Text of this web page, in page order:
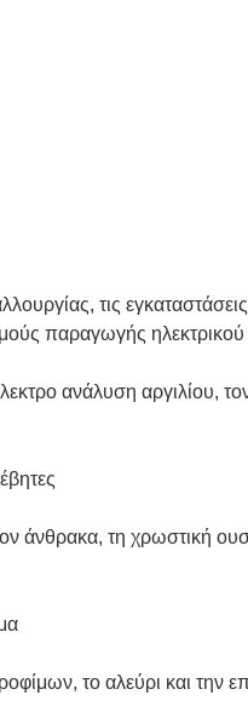
τις
παραγωγής
ανάλυση αργιλίου,
άνθρακα, τη χρωστική
το αλεύρι και την